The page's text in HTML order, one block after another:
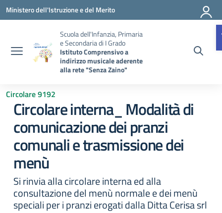
Vai ai contenuti
Vai al menu di navigazione
Vai al footer
Ministero dell'Istruzione e del Merito
Scuola dell'Infanzia, Primaria
e Secondaria di I Grado
Istituto Comprensivo a
indirizzo musicale aderente
alla rete "Senza Zaino"
Circolare 9192
Circolare interna_ Modalità di
comunicazione dei pranzi
comunali e trasmissione dei
menù
Si rinvia alla circolare interna ed alla
consultazione del menù normale e dei menù
speciali per i pranzi erogati dalla Ditta Cerisa srl